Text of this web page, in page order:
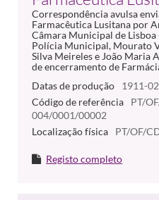
Correspondência avulsa
Farmacêutica Lusitana por
Câmara Municipal de Lisboa
Polícia Municipal, Mourato
Silva Meireles e João Maria
de encerramento de
Datas de produção
1911-
Código de referência
PT/
004/0001/00002
Localização física
PT/OF/
Registo completo